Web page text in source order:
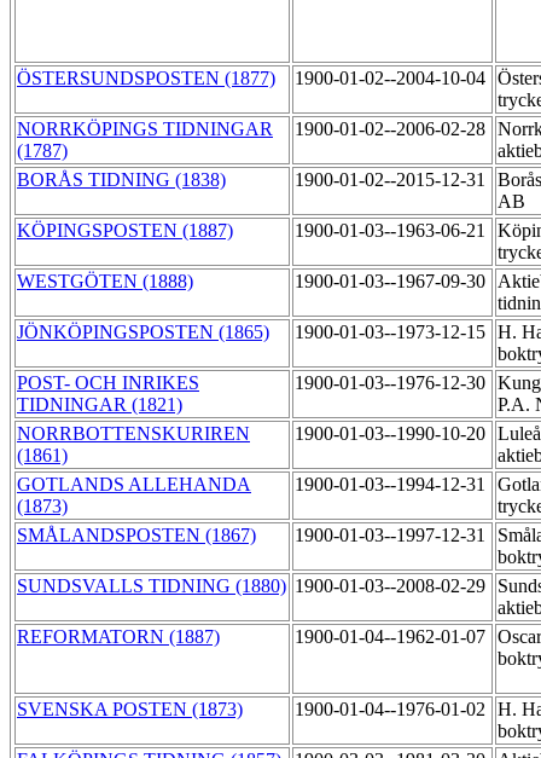
ÖSTERSUNDSPOSTEN (1877) 1900-01-02--2004-10-04
NORRKÖPINGS TIDNINGAR
(1787)
1900-01-02--2006-02-28
BORÅS TIDNING (1838)
1900-01-02--2015-12-31
AB
KÖPINGSPOSTEN (1887)
1900-01-03--1963-06-21
WESTGÖTEN (1888)
1900-01-03--1967-09-30
JÖNKÖPINGSPOSTEN (1865)
1900-01-03--1973-12-15 H.
POST- OCH INRIKES
TIDNINGAR (1821)
1900-01-03--1976-12-30
P.A.
NORRBOTTENSKURIREN
(1861)
1900-01-03--1990-10-20
GOTLANDS ALLEHANDA
(1873)
1900-01-03--1994-12-31
SMÅLANDSPOSTEN (1867)
1900-01-03--1997-12-31
SUNDSVALLS TIDNING (1880) 1900-01-03--2008-02-29
REFORMATORN (1887)
1900-01-04--1962-01-07
SVENSKA POSTEN (1873) 1900-01-04--1976-01-02
H.